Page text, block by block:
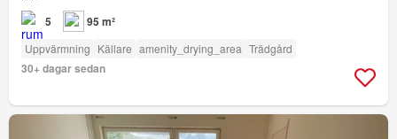
5 95 m²
Uppvärmning Källare amenity_drying_area Trädgård
30+ dagar sedan